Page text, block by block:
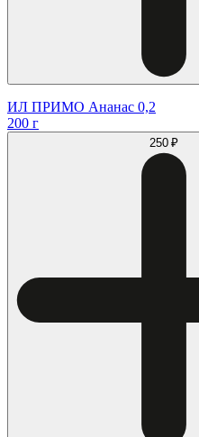
ИЛ ПРИМО Ананас 0,2
200 г
250 ₽